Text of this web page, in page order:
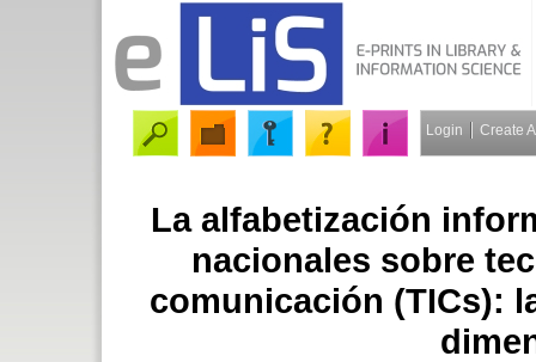
Login Create
La alfabetización
nacionales sobre
comunicación (TICs):